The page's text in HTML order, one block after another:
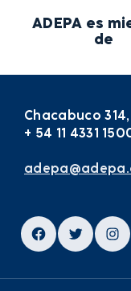
ADEPA es
de
Chacabuco
+ 54 11 4331
Facebook
Twitter